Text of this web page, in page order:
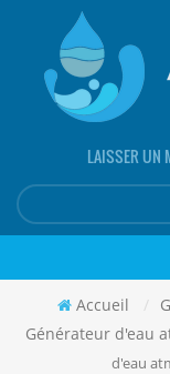
LAISSER UN
Accueil /
Générateur d'eau
d'eau